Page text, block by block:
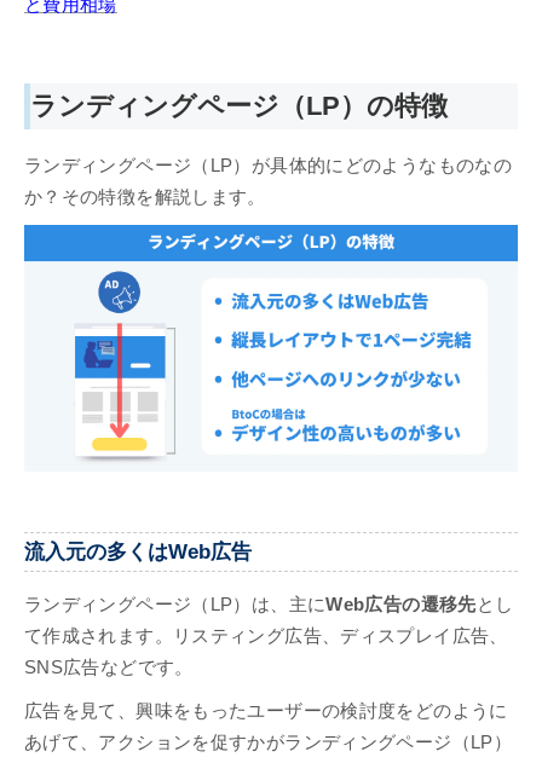
と費用相場
ランディングページ（LP）の特徴
ランディングページ（LP）が具体的にどのようなものなの
か？その特徴を解説します。
流入元の多くはWeb広告
ランディングページ（LP）は、主にWeb広告の遷移先とし
て作成されます。リスティング広告、ディスプレイ広告、
SNS広告などです。
広告を見て、興味をもったユーザーの検討度をどのように
あげて、アクションを促すかがランディングページ（LP）